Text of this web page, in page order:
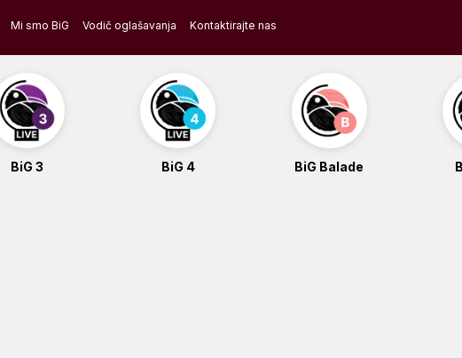
Mi smo BiG Vodič oglašavanja Kontaktirajte nas
BiG 3 BiG 4 BiG Balade